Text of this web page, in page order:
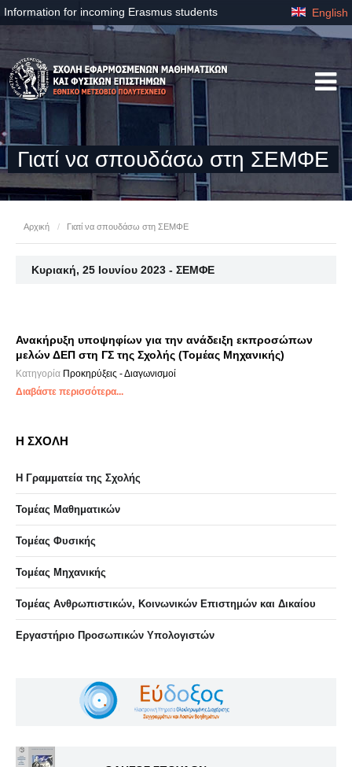
Information for incoming Erasmus students English
Γιατί να σπουδάσω στη ΣΕΜΦΕ
Αρχική / Γιατί να σπουδάσω στη ΣΕΜΦΕ
Κυριακή, 25 Ιουνίου 2023 - ΣΕΜΦΕ
Ανακήρυξη υποψηφίων για την ανάδειξη εκπροσώπων
μελών ΔΕΠ στη ΓΣ της Σχολής (Τομέας Μηχανικής)
Κατηγορία Προκηρύξεις - Διαγωνισμοί
Διαβάστε περισσότερα...
Η ΣΧΟΛΗ
Η Γραμματεία της Σχολής
Τομέας Μαθηματικών
Τομέας Φυσικής
Τομέας Μηχανικής
Τομέας Ανθρωπιστικών, Κοινωνικών Επιστημών και Δικαίου
Eργαστήριo Προσωπικών Υπολογιστών